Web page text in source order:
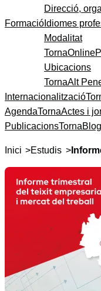
Formació
Direcció,
Idiomes
Modalitat
TornaOnline
Ubicacions
TornaAlt
Internacionalització
AgendaTornaActes i
PublicacionsTornaBlog
Inici >Estudis >